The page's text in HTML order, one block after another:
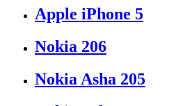
Apple iPhone 5
Nokia 206
Nokia Asha 205